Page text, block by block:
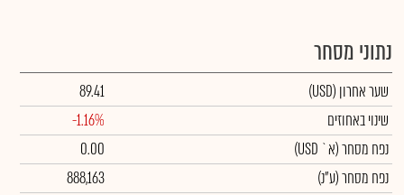
נתוני מסחר
שער אחרון (USD)
89.41
שינוי באחוזים
-1.16%
נפח מסחר(א` USD)
0.00
נפח מסחר(ע"נ)
888,163